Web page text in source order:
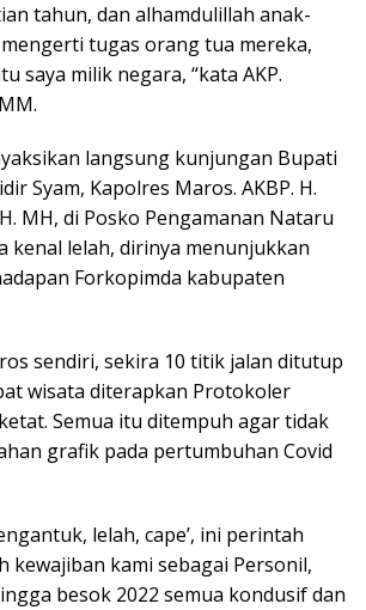
tahun, dan alhamdulillah anak-
tugas orang tua mereka,
saya milik negara, “kata AKP.
langsung kunjungan Bupati
Syam, Kapolres Maros. AKBP. H.
MH, di Posko Pengamanan Nataru
kenal lelah, dirinya menunjukkan
Forkopimda kabupaten
sendiri, sekira 10 titik jalan ditutup
wisata diterapkan Protokoler
Semua itu ditempuh agar tidak
grafik pada pertumbuhan Covid
lelah, cape’, ini perintah
kewajiban kami sebagai Personil,
besok 2022 semua kondusif dan